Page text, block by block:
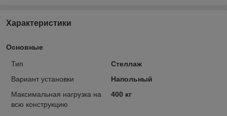
Характеристики
Основные
Тип
Стеллаж
Вариант установки
Напольный
Максимальная нагрузка на
всю конструкцию
400 кг